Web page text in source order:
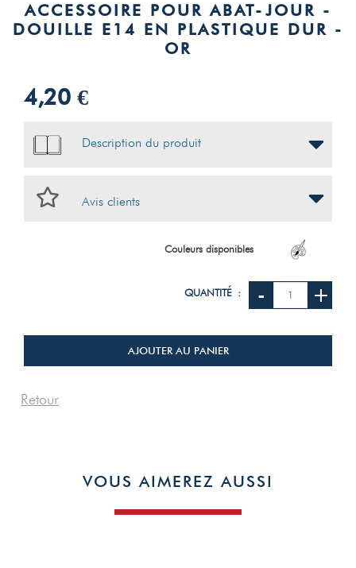
ACCESSOIRE POUR ABAT-JOUR -
DOUILLE E14 EN PLASTIQUE DUR -
OR
4,20 €
Description du produit
Avis clients
Couleurs disponibles
QUANTITÉ : - +
AJOUTER AU PANIER
Retour
VOUS AIMEREZ AUSSI